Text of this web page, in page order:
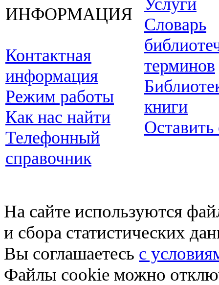
ИНФОРМАЦИЯ
Контактная
информация
Режим работы
Как нас найти
Телефонный
справочник
Услуги
Словарь
терминов
книги
Оставить
На сайте используются
и сбора статистических
Вы соглашаетесь с
Файлы cookie можно